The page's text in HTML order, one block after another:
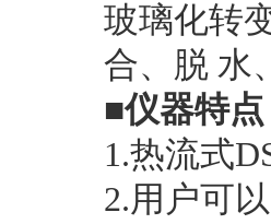
玻璃化转变
合、脱 水
■仪器特点
1.热流式
2.用户可以